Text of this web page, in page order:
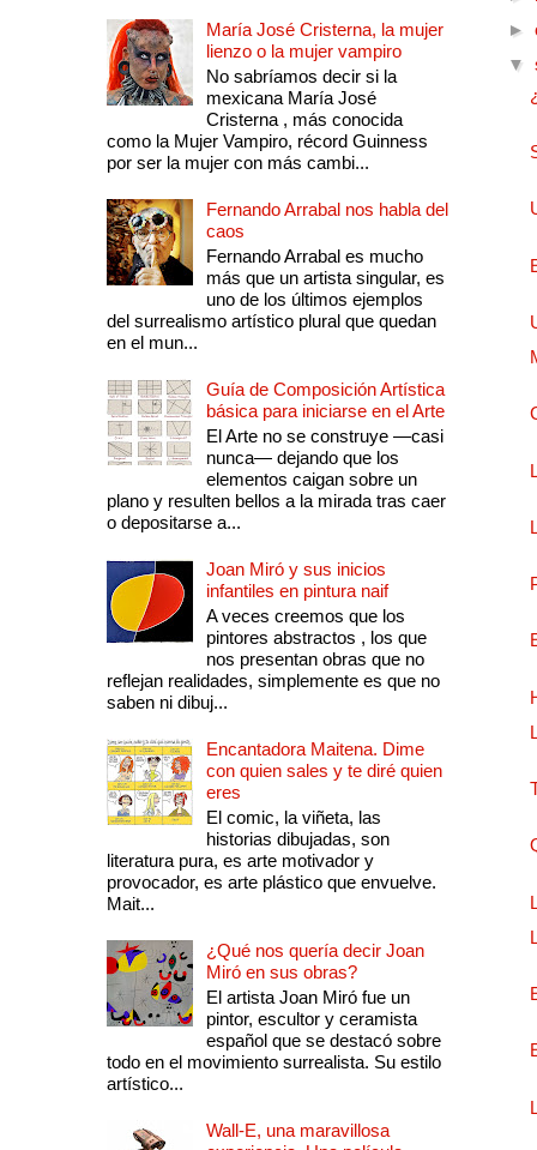
María José Cristerna, la mujer
lienzo o la mujer vampiro
No sabríamos decir si la
mexicana María José
Cristerna , más conocida
como la Mujer Vampiro, récord Guinness
por ser la mujer con más cambi...
Fernando Arrabal nos habla del
caos
Fernando Arrabal es mucho
más que un artista singular, es
uno de los últimos ejemplos
del surrealismo artístico plural que quedan
en el mun...
Guía de Composición Artística
básica para iniciarse en el Arte
El Arte no se construye —casi
nunca— dejando que los
elementos caigan sobre un
plano y resulten bellos a la mirada tras caer
o depositarse a...
Joan Miró y sus inicios
infantiles en pintura naif
A veces creemos que los
pintores abstractos , los que
nos presentan obras que no
reflejan realidades, simplemente es que no
saben ni dibuj...
Encantadora Maitena. Dime
con quien sales y te diré quien
eres
El comic, la viñeta, las
historias dibujadas, son
literatura pura, es arte motivador y
provocador, es arte plástico que envuelve.
Mait...
¿Qué nos quería decir Joan
Miró en sus obras?
El artista Joan Miró fue un
pintor, escultor y ceramista
español que se destacó sobre
todo en el movimiento surrealista. Su estilo
artístico...
Wall-E, una maravillosa
►
▼